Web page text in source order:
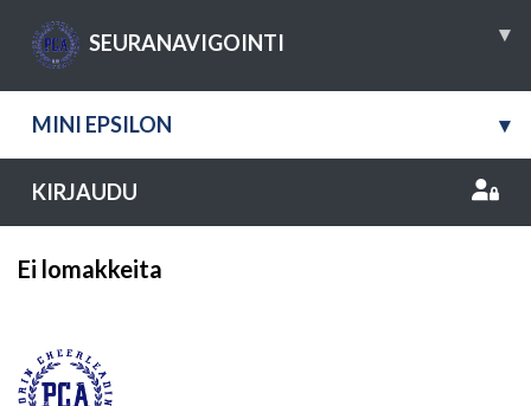
SEURANAVIGOINTI ▾
MINI EPSILON ▾
KIRJAUDU
Ei lomakkeita